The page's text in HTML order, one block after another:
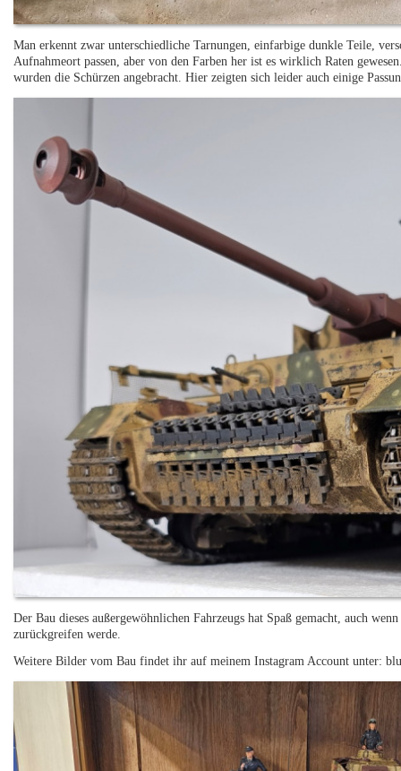
Man erkennt zwar unterschiedliche Tarnungen, einfarbige dunkle Teile,
Aufnahmeort passen, aber von den Farben her ist es wirklich Raten
wurden die Schürzen angebracht. Hier zeigten sich leider auch einige
Der Bau dieses außergewöhnlichen Fahrzeugs hat Spaß gemacht, auch
zurückgreifen werde.
Weitere Bilder vom Bau findet ihr auf meinem Instagram Account unter: